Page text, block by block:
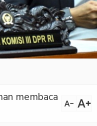
membaca text_decrease text_increase